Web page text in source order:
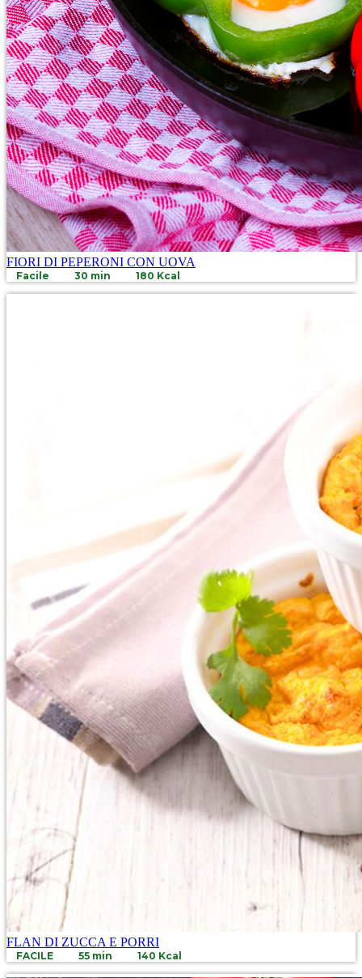
FIORI DI PEPERONI CON UOVA
Facile 30 min 180 Kcal
FLAN DI ZUCCA E PORRI
FACILE 55 min 140 Kcal